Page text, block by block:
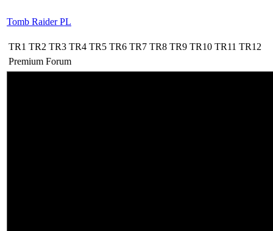
Tomb Raider PL
TR1 TR2 TR3 TR4 TR5 TR6 TR7 TR8 TR9 TR10 TR11 TR12
Premium Forum